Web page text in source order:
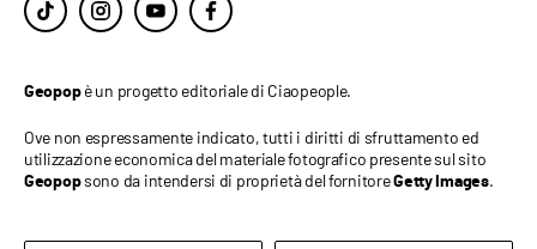
Geopopè un progetto editoriale di Ciaopeople.
Ove non espressamente indicato, tutti i diritti di sfruttamento ed
utilizzazione economica del materiale fotografico presente sul sito
Geopopsono da intendersi di proprietà del fornitoreGetty Images.